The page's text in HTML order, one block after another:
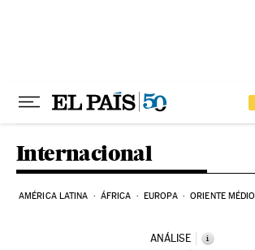
Internacional
AMÉRICA LATINA ÁFRICA EUROPA ORIENTE MÉDIO
ANÁLISE i